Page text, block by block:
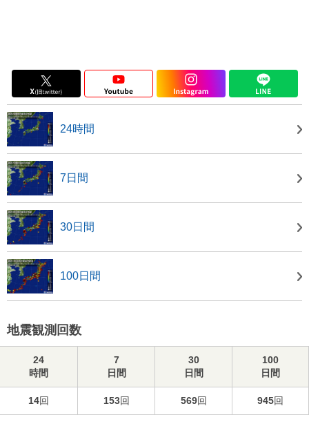
24時間
7日間
30日間
100日間
地震観測回数
24
時間
7
日間
30
日間
100
日間
14回 153回 569回 945回